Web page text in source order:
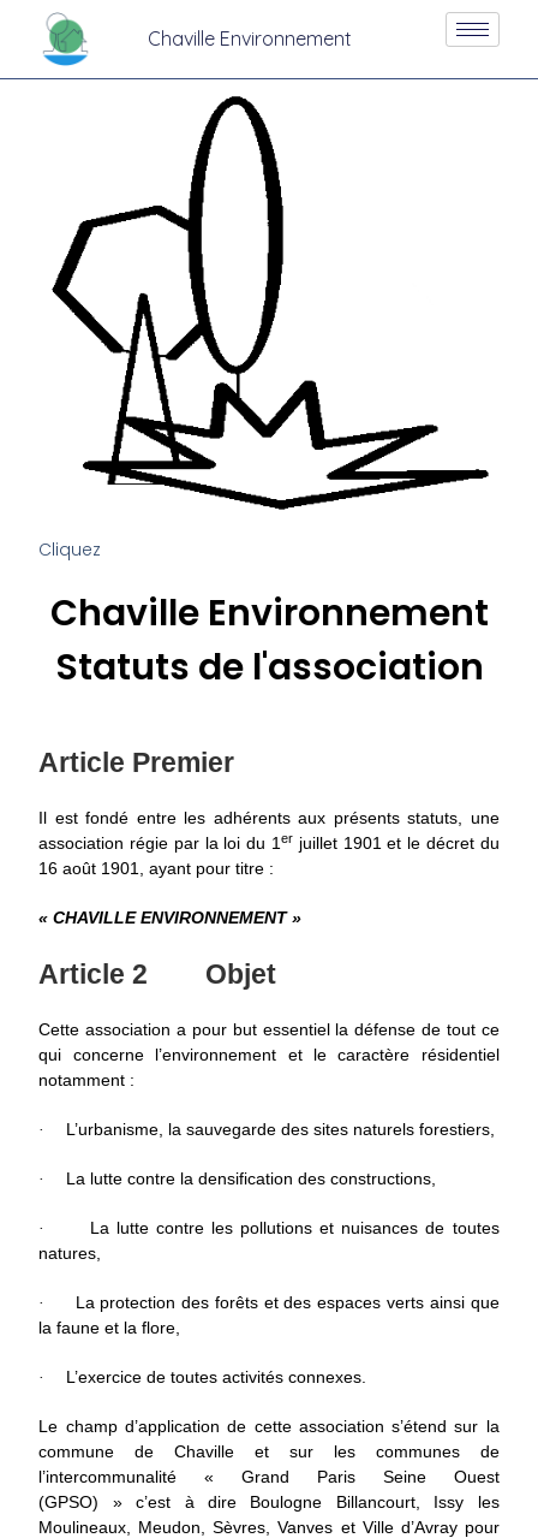
Chaville Environnement
Cliquez
Chaville Environnement
Statuts de l'association
Article Premier
Il est fondé entre les adhérents aux présents statuts, une
association régie par la loi du 1 er juillet 1901 et le décret du
16 août 1901, ayant pour titre :
« CHAVILLE ENVIRONNEMENT »
Article 2 Objet
Cette association a pour but essentiel la défense de tout ce
qui concerne l’environnement et le caractère résidentiel
notamment :
· L’urbanisme, la sauvegarde des sites naturels forestiers,
· La lutte contre la densification des constructions,
·
La lutte contre les pollutions et nuisances de toutes
natures,
·
La protection des forêts et des espaces verts ainsi que
la faune et la flore,
· L’exercice de toutes activités connexes.
Le champ d’application de cette association s’étend sur la
commune de Chaville et sur les communes de
l’intercommunalité « Grand Paris Seine Ouest
(GPSO) » c’est à dire Boulogne Billancourt, Issy les
Moulineaux, Meudon, Sèvres, Vanves et Ville d’Avray pour